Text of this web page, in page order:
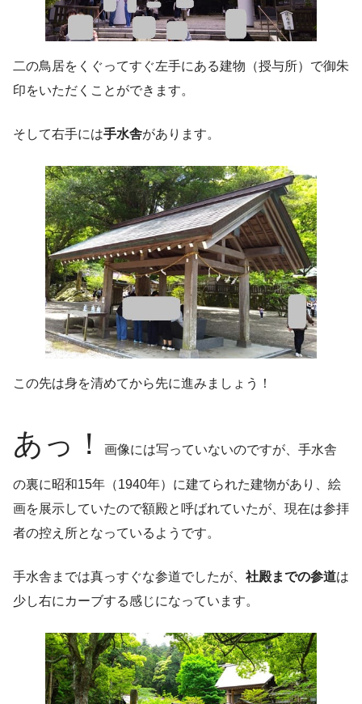
二の鳥居をくぐってすぐ左手にある建物（授与所）で御朱
印をいただくことができます。
そして右手には手水舎があります。
この先は身を清めてから先に進みましょう！
あっ！ 画像には写っていないのですが、手水舎
の裏に昭和15年（1940年）に建てられた建物があり、絵
画を展示していたので額殿と呼ばれていたが、現在は参拝
者の控え所となっているようです。
手水舎までは真っすぐな参道でしたが、 社殿までの参道は
少し右にカーブする感じになっています。